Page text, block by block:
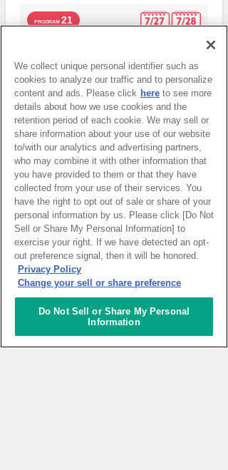
21
ズボルダリング
パズルを解くように頭と身体を使うこと
を体験
開催終了
詳細をみる
22
大阪電気通信大学
バーチャルアバターをつ
くって変身しよう！
We collect unique personal identifier such as
cookies to analyze our traffic and to personalize
content and ads. Please click here to see more
details about how we use cookies and the
retention period of each cookie. We may sell or
share information about your use of our website
to/with our analytics and advertising partners,
who may combine it with other information that
you have provided to them or that they have
collected from your use of their services. You
have the right to opt out of sale or share of your
personal information by us. Please click [Do Not
Sell or Share My Personal Information] to
exercise your right. If we have detected an opt-
out preference signal, then it will be honored.
Privacy Policy
Change your sell or share preference
Do Not Sell or Share My Personal
Information